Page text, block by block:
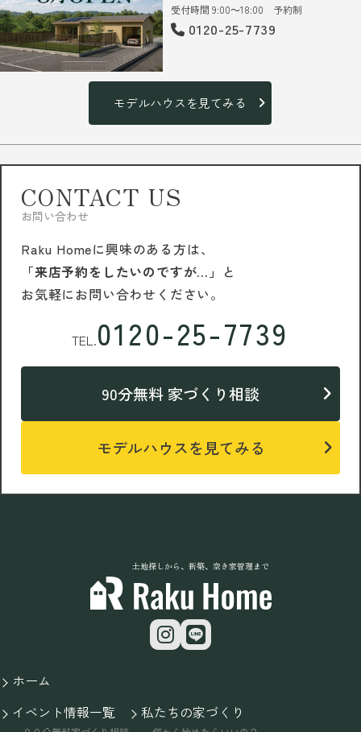
受付時間 9:00～18:00 予約制
0120-25-7739
モデルハウスを見てみる
CONTACT US
お問い合わせ
Raku Homeに興味のある方は、
「来店予約をしたいのですが…」 と
お気軽にお問い合わせください。
TEL.0120-25-7739
90分無料 家づくり相談
モデルハウスを見てみる
土地探しから、新築、空き家管理まで
ホーム
イベント情報一覧
私たちの家づくり